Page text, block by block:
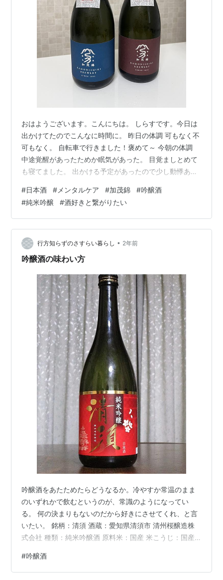
おはようございます。こんにちは。 しらすです。今日は
出かけてたのでこんなに時間に。 昨日の体調 可もなく不
可もなく。 自転車で行きました！褒めて～ 今朝の体調
中途覚醒があったためか眠気があった。 目覚ましとめて
も寝てました。 出かける予定があったので少し動悸あ
がったけどOKです。 薬の量 いつも通り飲みました。 日
本酒 この前実家に行ったときに近くのイオンで日本酒を
買いました。 お酒コーナーに行くとあっという間に時間
がたつのはなぜでしょう。 ビール→ウイスキー→日本酒
→焼酎と全部のコーナー見てしまう。 家族で行くときは
本当に要注意です（笑…
#日本酒 # メンタルケア #加茂錦 #吟醸酒
#純米吟醸 #酒好きと繋がりたい
行方知らずのさすらい暮らし • 2年前
吟醸酒の味わい方
吟醸酒をあたためたらどうなるか。冷やすか常温のまま
のいずれかで飲むというのが、常識のようになってい
る。 何の決まりもないのだから好きにさせてくれ、と言
いたい。 銘柄：清須 酒蔵：愛知県清須市 清州桜醸造株
式会社 種類：純米吟醸酒 原料米：国産 米こうじ：国産
2023年4月 購入価格：1,020円 ／4合 初めに冷蔵庫で冷
やして飲んでみた。 これでも吟醸酒か・・・？香りが物
#吟醸酒